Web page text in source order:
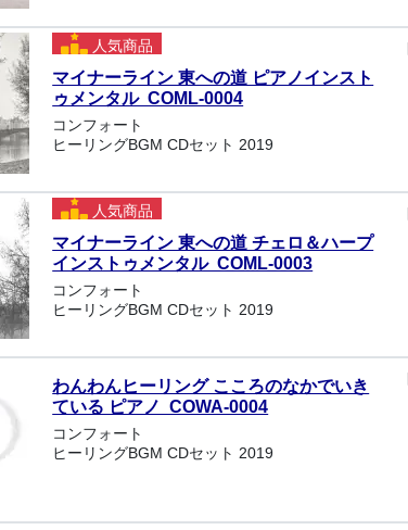
人気商品
マイナーライン 東への道 ピアノインスト
ゥメンタル COML-0004
コンフォート
ヒーリングBGM CDセット 2019
人気商品
マイナーライン 東への道 チェロ＆ハープ
インストゥメンタル COML-0003
コンフォート
ヒーリングBGM CDセット 2019
わんわんヒーリング こころのなかでいき
ている ピアノ COWA-0004
コンフォート
ヒーリングBGM CDセット 2019